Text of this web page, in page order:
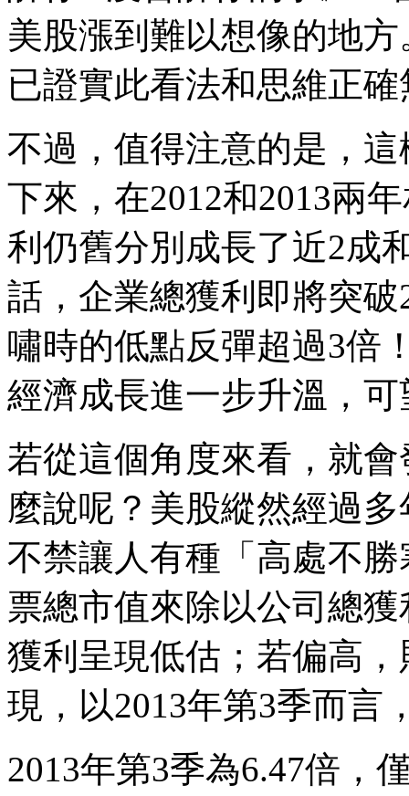
美股漲到難以想像的地
已證實此看法和思維正
不過，值得注意的是，
下來，在2012和2013兩
利仍舊分別成長了近2成
話，企業總獲利即將突
嘯時的低點反彈超過3倍
經濟成長進一步升溫，
若從這個角度來看，就
麼說呢？美股縱然經過
不禁讓人有種「高處不
票總市值來除以公司總
獲利呈現低估；若偏高
現，以2013年第3季而言
2013年第3季為6.47倍，